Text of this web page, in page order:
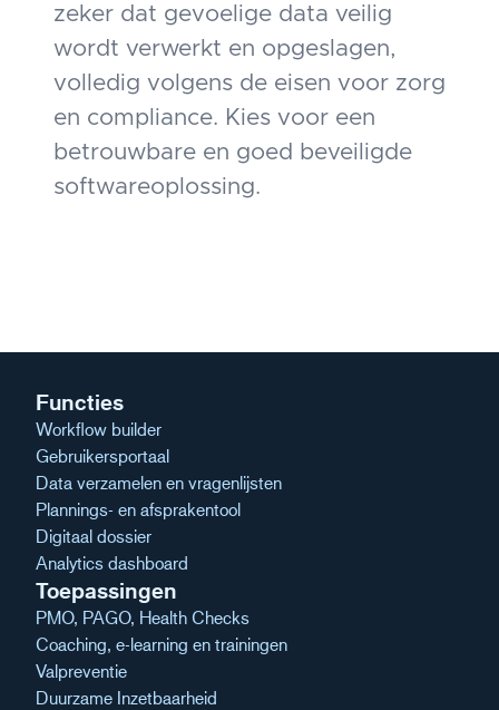
zeker dat gevoelige data veilig
wordt verwerkt en opgeslagen,
volledig volgens de eisen voor zorg
en compliance. Kies voor een
betrouwbare en goed beveiligde
softwareoplossing.
Functies
Workflow builder
Gebruikersportaal
Data verzamelen en vragenlijsten
Plannings- en afsprakentool
Digitaal dossier
Analytics dashboard
Toepassingen
PMO, PAGO, Health Checks
Coaching, e-learning en trainingen
Valpreventie
Duurzame Inzetbaarheid